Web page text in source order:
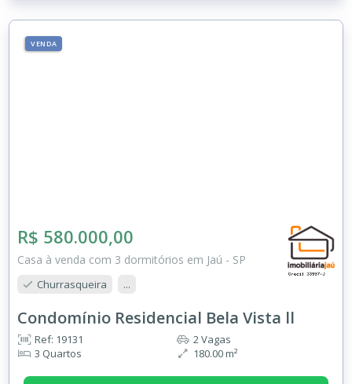
VENDA
R$ 580.000,00
Casa à venda com 3 dormitórios em Jaú - SP
Churrasqueira ...
Condomínio Residencial Bela Vista ll
Ref: 19131
3 Quartos
2 Vagas
180.00 m²